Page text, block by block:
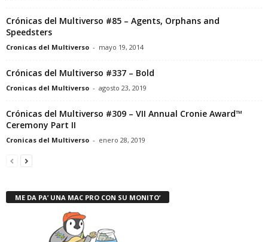
Crónicas del Multiverso #85 – Agents, Orphans and
Speedsters
Cronicas del Multiverso - mayo 19, 2014
Crónicas del Multiverso #337 – Bold
Cronicas del Multiverso - agosto 23, 2019
Crónicas del Multiverso #309 – VII Annual Cronie Award™
Ceremony Part II
Cronicas del Multiverso - enero 28, 2019
ME DA PA’ UNA MAC PRO CON SU MONITO’